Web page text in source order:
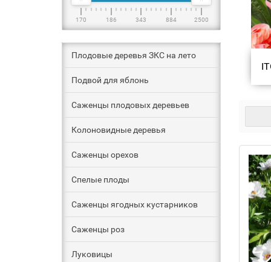
170 186 343 884 2500
Плодовые деревья ЗКС на лето
Подвой для яблонь
Саженцы плодовых деревьев
Колоновидные деревья
Саженцы орехов
Спелые плоды
Саженцы ягодных кустарников
Саженцы роз
Луковицы